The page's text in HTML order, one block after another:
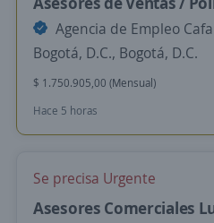
Agencia de Empleo
Bogotá, D.C., Bogotá, D.C.
$ 1.750.905,00 (Mensual)
Hace 5 horas
Se precisa Urgente
Asesores Comerciales